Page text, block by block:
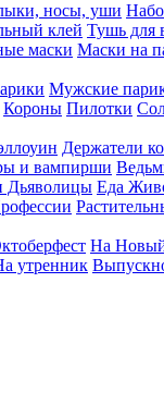
носы, уши
клей Тушь для
маски Маски на
Мужские
Короны Пилотки
Держатели
и вампирши
Дьяволицы Еда
На
утренник